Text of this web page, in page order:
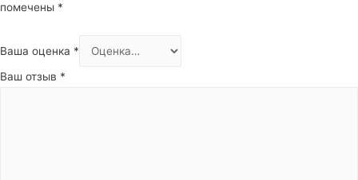
помечены *
Ваша оценка *
Ваш отзыв *